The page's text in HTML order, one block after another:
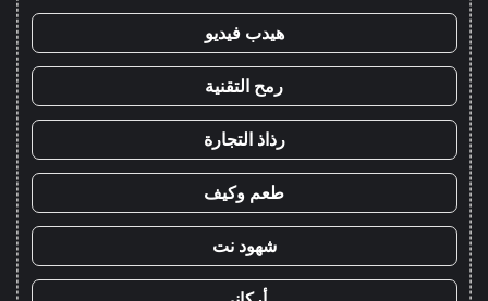
هيدب فيديو
رمح التقنية
رذاذ التجارة
طعم وكيف
شهود نت